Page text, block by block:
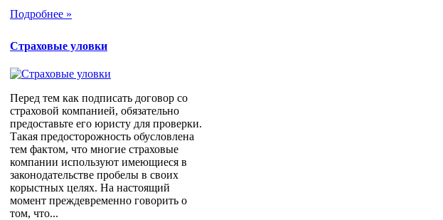
Подробнее »
Страховые уловки
Перед тем как подписать договор со
страховой компанией, обязательно
предоставьте его юристу для проверки.
Такая предосторожность обусловлена
тем фактом, что многие страховые
компании используют имеющиеся в
законодательстве пробелы в своих
корыстных целях. На настоящий
момент преждевременно говорить о
том, что...